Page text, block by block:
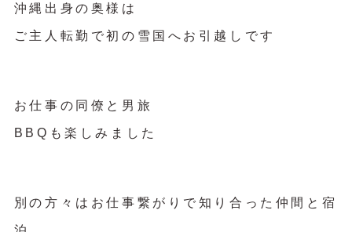
沖縄出身の奥様は
ご主人転勤で初の雪国へお引越しです
お仕事の同僚と男旅
BBQも楽しみました
別の方々はお仕事繋がりで知り合った仲間と宿